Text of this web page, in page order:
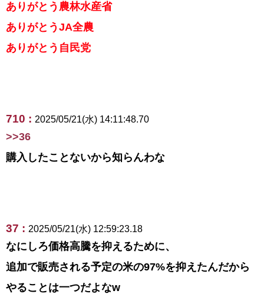
ありがとう農林水産省
ありがとうJA全農
ありがとう自民党
710 : 2025/05/21(水) 14:11:48.70
>>36
購入したことないから知らんわな
37 : 2025/05/21(水) 12:59:23.18
なにしろ価格高騰を抑えるために、
追加で販売される予定の米の97%を抑えたんだから
やることは一つだよなw